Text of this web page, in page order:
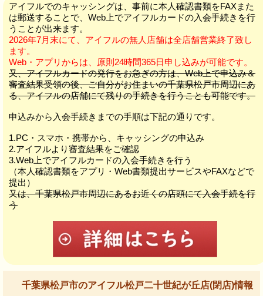
アイフルでのキャッシングは、事前に本人確認書類をFAXまた
は郵送することで、Web上でアイフルカードの入会手続きを行
うことが出来ます。
2026年7月末にて、アイフルの無人店舗は全店舗営業終了致し
ます。
Web・アプリからは、原則24時間365日申し込みが可能です。
又、アイフルカードの発行をお急ぎの方は、Web上で申込み＆
審査結果受領の後、ご自分がお住まいの千葉県松戸市周辺にあ
る、アイフルの店舗にて残りの手続きを行うことも可能です。
申込みから入会手続きまでの手順は下記の通りです。
1.PC・スマホ・携帯から、キャッシングの申込み
2.アイフルより審査結果をご確認
3.Web上でアイフルカードの入会手続きを行う
（本人確認書類をアプリ・Web書類提出サービスやFAXなどで
提出）
又は、千葉県松戸市周辺にあるお近くの店頭にて入会手続を行
う
千葉県松戸市のアイフル松戸二十世紀が丘店(閉店)情報